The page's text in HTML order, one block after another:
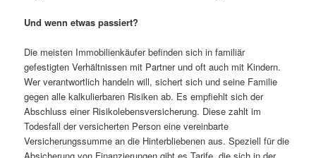
Und wenn etwas passiert?
Die meisten Immobilienkäufer befinden sich in familiär
gefestigten Verhältnissen mit Partner und oft auch mit Kindern.
Wer verantwortlich handeln will, sichert sich und seine Familie
gegen alle kalkulierbaren Risiken ab. Es empfiehlt sich der
Abschluss einer Risikolebensversicherung. Diese zahlt im
Todesfall der versicherten Person eine vereinbarte
Versicherungssumme an die Hinterbliebenen aus. Speziell für die